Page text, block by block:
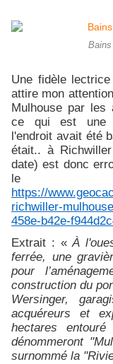
Bains
Une fidèle
attire mon
Mulhouse par les
ce qui est une
l'endroit avait été
était.. à
date) est donc
le
https://
richwiller-
458e-b42e-
Extrait : «À
ferrée, une
pour
construction du
Wersinger,
acquéreurs et
hectares
dénommeront
surnommé la